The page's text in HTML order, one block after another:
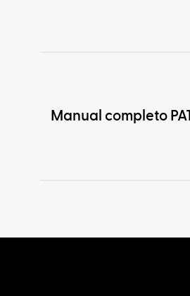
Manual completo